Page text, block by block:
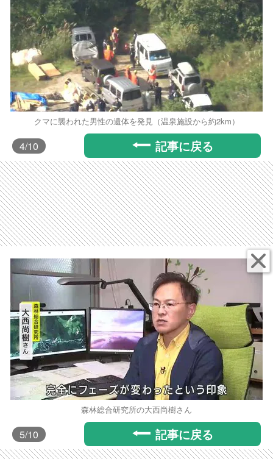
クマに襲われた男性の遺体を発見（温泉施設から約2km）
4/10 記事に戻る
森林総合研究所の大西尚樹さん
5/10 記事に戻る